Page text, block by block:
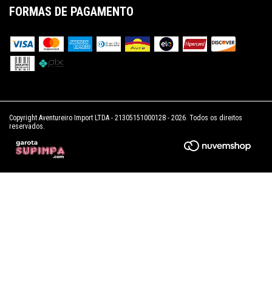
FORMAS DE PAGAMENTO
Copyright Aventureiro Import LTDA - 21305151000128 - 2026. Todos os direitos
reservados.